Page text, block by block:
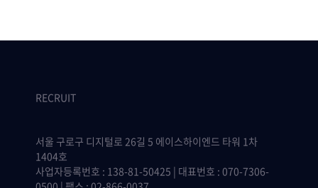
RECRUIT
서울 구로구 디지털로 26길 5 에이스하이엔드 타워 1차
1404호
사업자등록번호 : 138-81-50425 | 대표번호 : 070-7306-